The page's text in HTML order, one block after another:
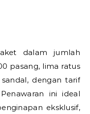
dalam jumlah
pasang, lima ratus
dengan tarif
ini ideal
eksklusif,